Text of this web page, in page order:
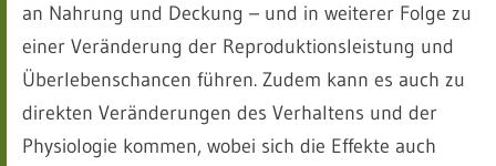
an Nahrung und Deckung – und in weiterer Folge zu
einer Veränderung der Reproduktionsleistung und
Überlebenschancen führen. Zudem kann es auch zu
direkten Veränderungen des Verhaltens und der
Physiologie kommen, wobei sich die Effekte auch